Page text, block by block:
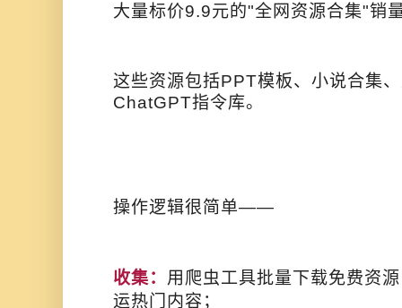
大量标价9.9元的"全网资源合集"销
这些资源包括PPT模板、小说合集
ChatGPT指令库。
操作逻辑很简单——
收集： 用爬虫工具批量下载免费资
运热门内容；